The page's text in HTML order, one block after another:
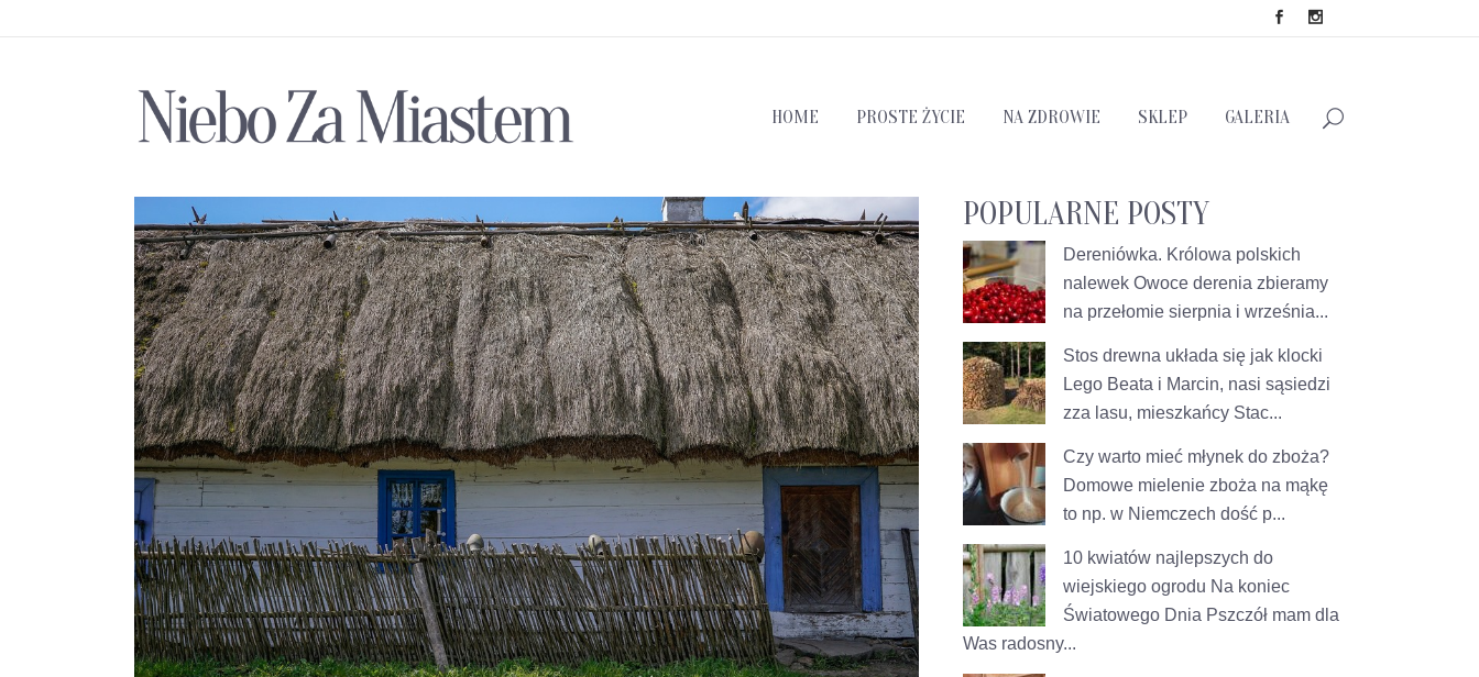
HOME PROSTE ŻYCIE NA ZDROWIE SKLEP GALERIA
POPULARNE POSTY
Dereniówka. Królowa polskich
nalewek Owoce derenia zbieramy
na przełomie sierpnia i września...
Stos drewna układa się jak klocki
Lego Beata i Marcin, nasi sąsiedzi
zza lasu, mieszkańcy Stac...
Czy warto mieć młynek do zboża?
Domowe mielenie zboża na mąkę
to np. w Niemczech dość p...
10 kwiatów najlepszych do
wiejskiego ogrodu Na koniec
Światowego Dnia Pszczół mam dla
Was radosny...